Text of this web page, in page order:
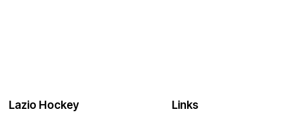
Lazio Hockey Links